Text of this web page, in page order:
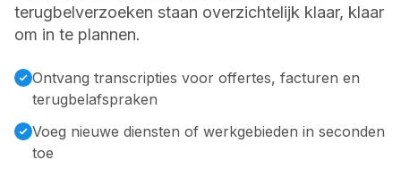
terugbelverzoeken staan overzichtelijk klaar, klaar
om in te plannen.
Ontvang transcripties voor offertes, facturen en
terugbelafspraken
Voeg nieuwe diensten of werkgebieden in seconden
toe